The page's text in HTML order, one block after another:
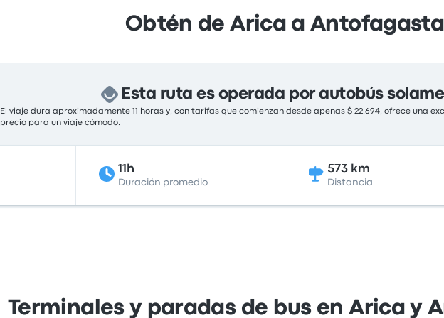
Obtén de Arica a Antofagasta
Esta ruta es operada por autobús
El viaje dura aproximadamente 11 horas y, con tarifas que comienzan desde apenas $ 22.694, ofrece una
precio para un viaje cómodo.
11h
Duración promedio
573 km
Distancia
Terminales y paradas de bus en Arica y